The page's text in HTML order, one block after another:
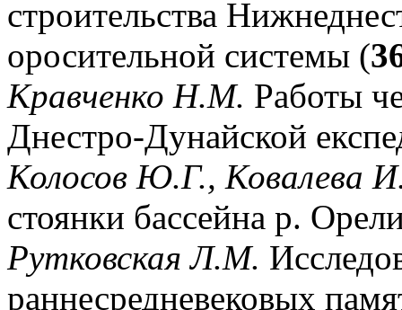
строительства
оросительной системы (
Кравченко Н.М. Работы
Днестро-Дунайской
Колосов Ю.Г., Ковалева
стоянки бассейна р.
Рутковская Л.М.
раннесредневековых